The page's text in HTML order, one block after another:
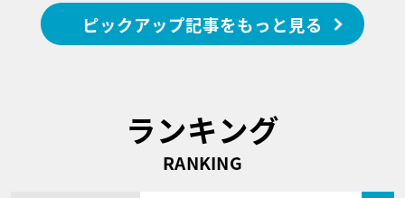
ピックアップ記事をもっと見る
ランキング
RANKING